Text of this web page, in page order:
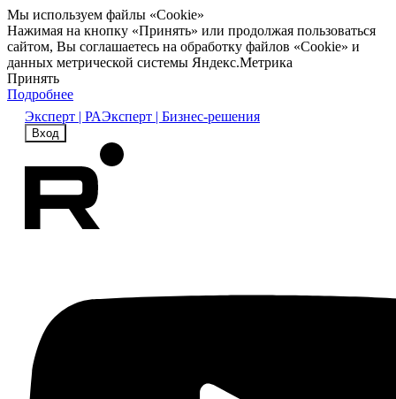
Мы используем файлы «Cookie»
Нажимая на кнопку «Принять» или продолжая пользоваться
сайтом, Вы соглашаетесь на обработку файлов «Cookie» и
данных метрической системы Яндекс.Метрика
Принять
Подробнее
Эксперт | РАЭксперт | Бизнес-решения
Вход